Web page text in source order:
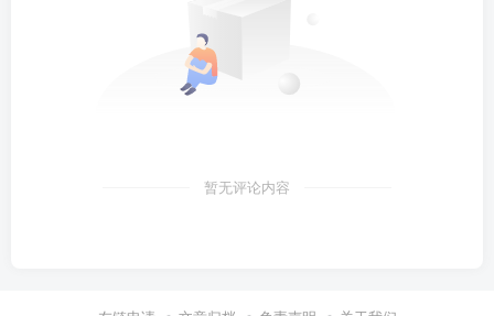
暂无评论内容